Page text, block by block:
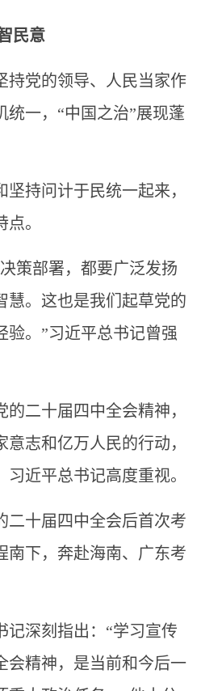
民意
党的领导、人民当家作
统一，“中国之治”展现蓬
持问计于民统一起来，
。
部署，都要广泛发扬
慧。这也是我们起草党的
验。”习近平总书记曾强
二十届四中全会精神，
志和亿万人民的行动，
近平总书记高度重视。
十届四中全会后首次考
南下，奔赴海南、广东考
深刻指出：“学习宣传
会精神，是当前和今后一